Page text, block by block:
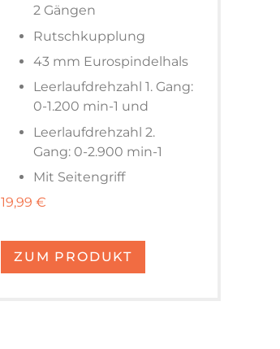
2 Gängen
Rutschkupplung
43 mm Eurospindelhals
Leerlaufdrehzahl 1. Gang:
0-1.200 min-1 und
Leerlaufdrehzahl 2.
Gang: 0-2.900 min-1
Mit Seitengriff
19,99 €
ZUM PRODUKT